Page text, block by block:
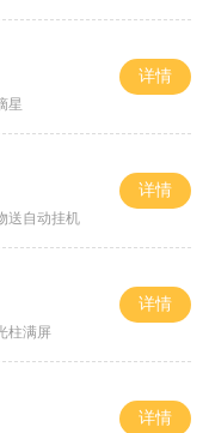
星
详情
送自动挂机
详情
柱满屏
详情
详情